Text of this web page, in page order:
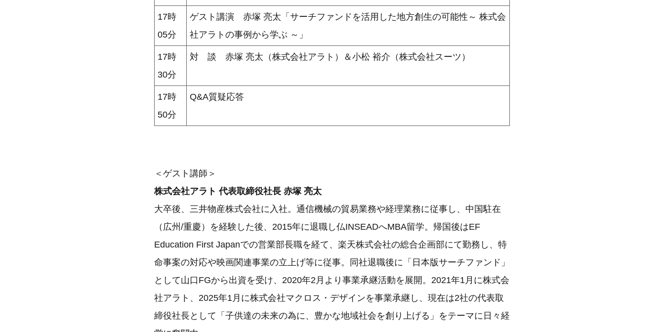
17時
05分
ゲスト講演 赤塚 亮太「サーチファンドを活用した地方創生の可能性～ 株式会
社アラトの事例から学ぶ ～」
17時
30分
対 談 赤塚 亮太（株式会社アラト）＆小松 裕介（株式会社スーツ）
17時
50分
Q&A質疑応答
＜ゲスト講師＞
株式会社アラト 代表取締役社長 赤塚 亮太
大卒後、三井物産株式会社に入社。通信機械の貿易業務や経理業務に従事し、中国駐在
（広州/重慶）を経験した後、2015年に退職し仏INSEADへMBA留学。帰国後はEF
Education First Japanでの営業部長職を経て、楽天株式会社の総合企画部にて勤務し、特
命事案の対応や映画関連事業の立上げ等に従事。同社退職後に「日本版サーチファンド」
として山口FGから出資を受け、2020年2月より事業承継活動を展開。2021年1月に株式会
社アラト、2025年1月に株式会社マクロス・デザインを事業承継し、現在は2社の代表取
締役社長として「子供達の未来の為に、豊かな地域社会を創り上げる」をテーマに日々経